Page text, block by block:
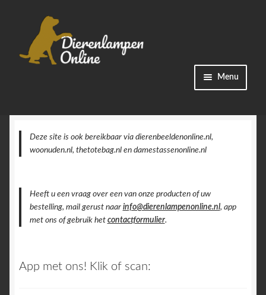
navigatie
inhoud
Menu
Categorieën
Accountgegevens
Deze site is ook bereikbaar via dierenbeeldenonline.nl,
woonuden.nl, thetotebag.nl en damestassenonline.nl
Heeft u een vraag over een van onze producten of uw
bestelling, mail gerust naar info@dierenlampenonline.nl, app
met ons of gebruik het contactformulier.
App met ons! Klik of scan: